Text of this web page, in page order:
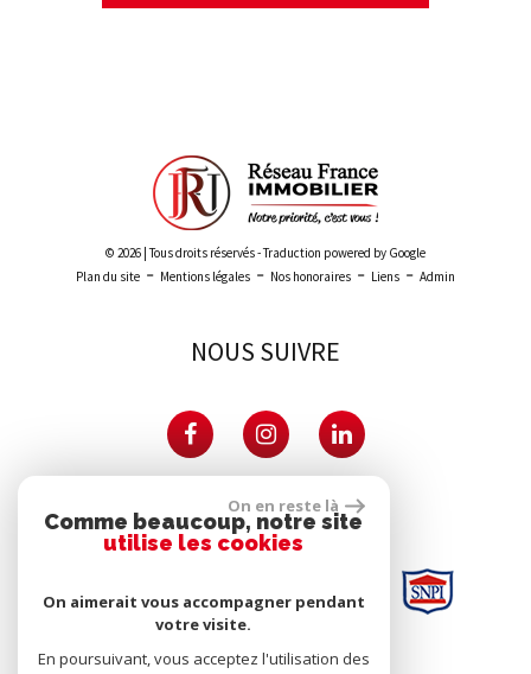
© 2026 | Tous droits réservés - Traduction powered by Google
Plan du site - Mentions légales - Nos honoraires - Liens - Admin
NOUS SUIVRE
PARTENAIRES
SE CONNECTER
On en reste là
Comme beaucoup, notre site
utilise les cookies
On aimerait vous accompagner pendant
votre visite.
En poursuivant, vous acceptez l'utilisation des